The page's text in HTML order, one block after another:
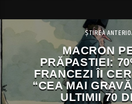
ȘTIREA
MACRON
PRĂPASTIEI:
FRANCEZI ÎI
“CEA MAI
ULTIMII 70